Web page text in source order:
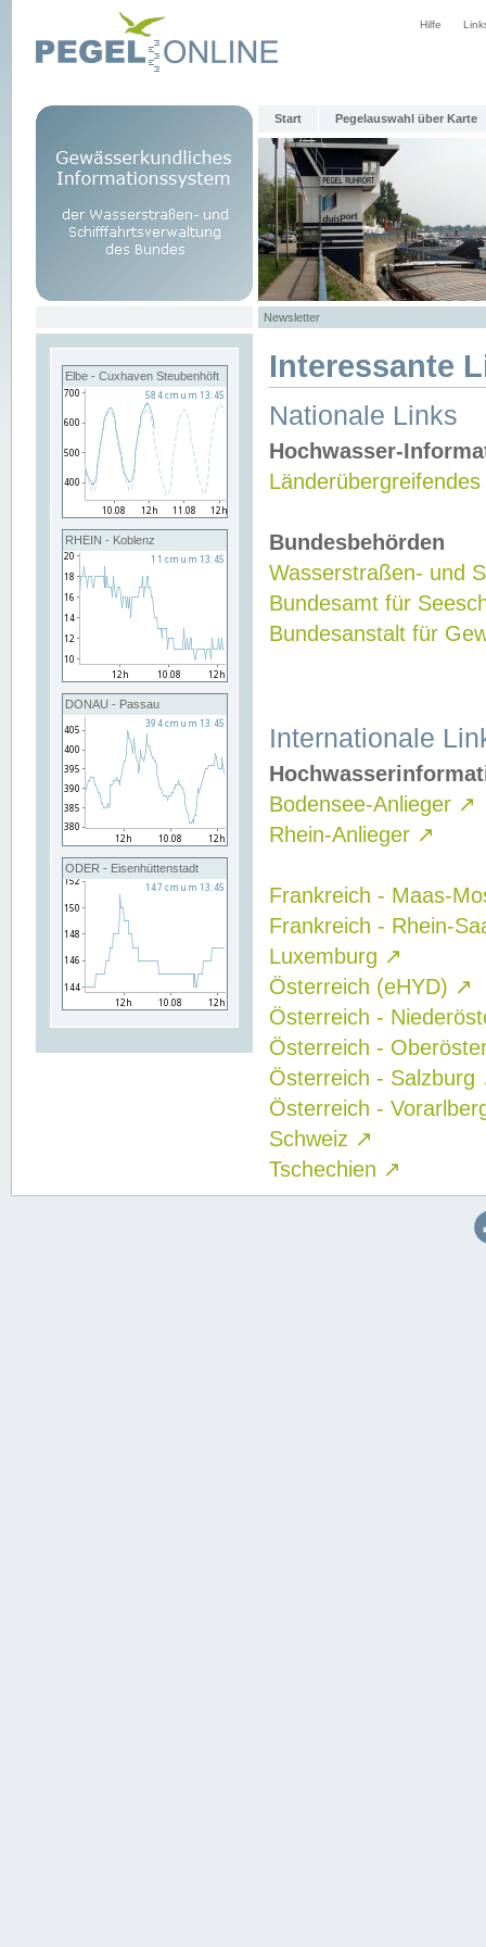
Hilfe
Start Pegelauswahl über Karte
Newsletter
Elbe - Cuxhaven Steubenhöft
RHEIN - Koblenz
DONAU - Passau
ODER - Eisenhüttenstadt
Interessante
Nationale Links
Hochwasser-
Bundesbehörden
Wasserstraßen- und
Bundesamt für
Bundesanstalt für
Internationale
Bodensee-Anlieger ↗
Rhein-Anlieger ↗
Frankreich - Maas-
Frankreich - Rhein-
Luxemburg ↗
Österreich (eHYD) ↗
Österreich -
Österreich -
Österreich - Salzburg
Österreich -
Schweiz ↗
Tschechien ↗